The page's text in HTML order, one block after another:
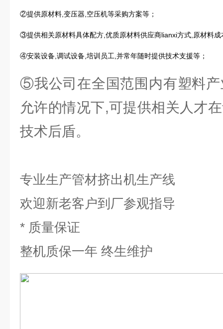
②提供原材料,变压器,空压机等采购方案等；
③提供相关原材料具体配方,优质原材料供应商lianxi方式,原材料
④安装设备,调试设备,培训员工,并常年随时提供技术支援等；
⑤我公司在全国范围内有塑料
允许的情况下,可提供相关人才
技术后盾。
专业生产管材挤出机生产线
欢迎新老客户到厂参观指导
* 质量保证
整机质保一年 终生维护